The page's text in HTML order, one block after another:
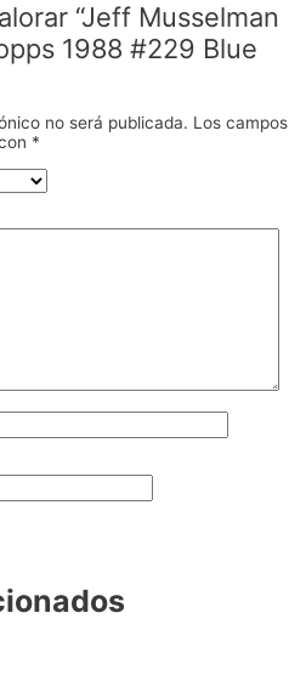
“Jeff Musselman
1988 #229 Blue
no será publicada. Los campos
*